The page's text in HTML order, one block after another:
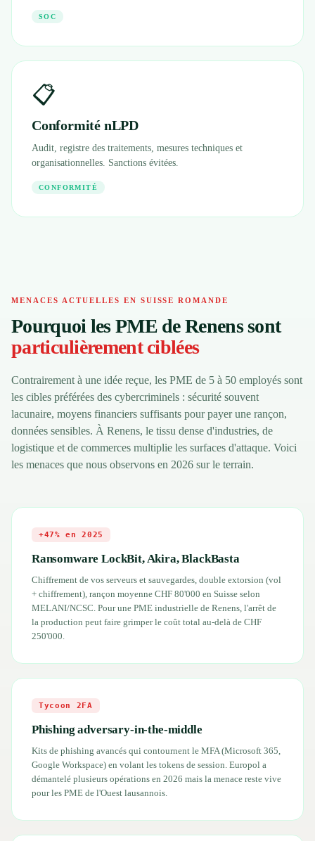
SOC
📋
Conformité nLPD
Audit, registre des traitements, mesures techniques et
organisationnelles. Sanctions évitées.
CONFORMITÉ
MENACES ACTUELLES EN SUISSE ROMANDE
Pourquoi les PME de Renens sont
particulièrement ciblées
Contrairement à une idée reçue, les PME de 5 à 50 employés sont
les cibles préférées des cybercriminels : sécurité souvent
lacunaire, moyens financiers suffisants pour payer une rançon,
données sensibles. À Renens, le tissu dense d'industries, de
logistique et de commerces multiplie les surfaces d'attaque. Voici
les menaces que nous observons en 2026 sur le terrain.
+47% en 2025
Ransomware LockBit, Akira, BlackBasta
Chiffrement de vos serveurs et sauvegardes, double extorsion (vol
+ chiffrement), rançon moyenne CHF 80'000 en Suisse selon
MELANI/NCSC. Pour une PME industrielle de Renens, l'arrêt de
la production peut faire grimper le coût total au-delà de CHF
250'000.
Tycoon 2FA
Phishing adversary-in-the-middle
Kits de phishing avancés qui contournent le MFA (Microsoft 365,
Google Workspace) en volant les tokens de session. Europol a
démantelé plusieurs opérations en 2026 mais la menace reste vive
pour les PME de l'Ouest lausannois.